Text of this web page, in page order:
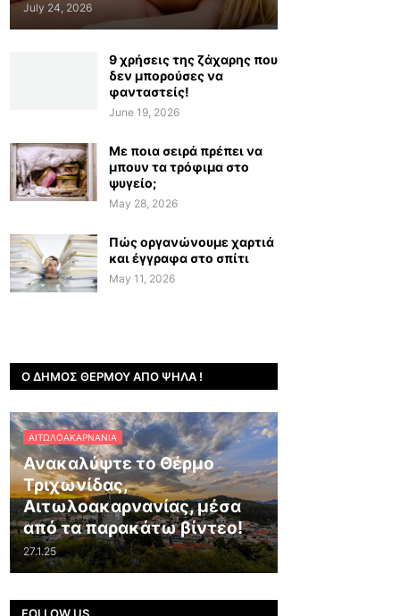
July 24, 2026
9 χρήσεις της ζάχαρης που
δεν μπορούσες να
φανταστείς!
June 19, 2026
Με ποια σειρά πρέπει να
μπουν τα τρόφιμα στο
ψυγείο;
May 28, 2026
Πώς οργανώνουμε χαρτιά
και έγγραφα στο σπίτι
May 11, 2026
Ο ΔΉΜΟΣ ΘΈΡΜΟΥ ΑΠΌ ΨΗΛΆ !
ΑΙΤΩΛΟΑΚΑΡΝΑΝΊΑ
Ανακαλύψτε το Θέρμο
Τριχωνίδας,
Αιτωλοακαρνανίας, μέσα
από τα παρακάτω βίντεο!
27.1.25
FOLLOW US